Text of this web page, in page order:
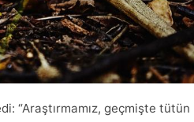
“Araştırmamız, geçmişte tütün